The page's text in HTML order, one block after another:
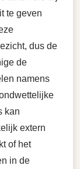
te geven
dus de
de
namens
kan
extern
of het
in de